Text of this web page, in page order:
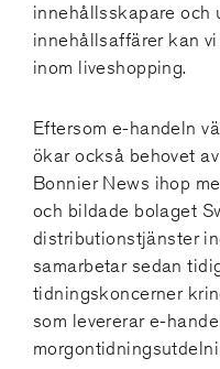
innehållsskapare och
innehållsaffärer kan
inom liveshopping.
Eftersom e-handeln
ökar också behovet
Bonnier News ihop
och bildade bolaget
distributionstjänster
samarbetar sedan
tidningskoncerner
som levererar e-